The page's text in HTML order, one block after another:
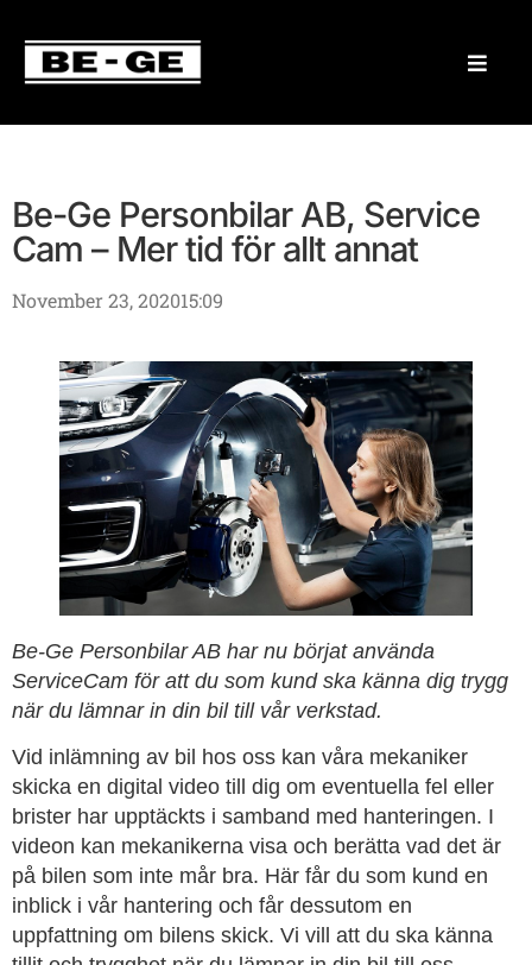
Be-Ge Personbilar AB, Service
Cam – Mer tid för allt annat
November 23, 202015:09
Be-Ge Personbilar AB har nu börjat använda
ServiceCam för att du som kund ska känna dig trygg
när du lämnar in din bil till vår verkstad.
Vid inlämning av bil hos oss kan våra mekaniker
skicka en digital video till dig om eventuella fel eller
brister har upptäckts i samband med hanteringen. I
videon kan mekanikerna visa och berätta vad det är
på bilen som inte mår bra. Här får du som kund en
inblick i vår hantering och får dessutom en
uppfattning om bilens skick. Vi vill att du ska känna